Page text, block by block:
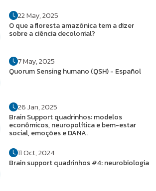
22 May, 2025
O que a floresta amazônica tem a dizer
sobre a ciência decolonial?
7 May, 2025
Quorum Sensing humano (QSH) - Español
26 Jan, 2025
Brain Support quadrinhos: modelos
econômicos, neuropolítica e bem-estar
social, emoções e DANA.
11 Oct, 2024
Brain support quadrinhos #4: neurobiologia